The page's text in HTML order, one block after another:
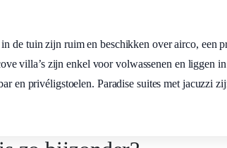
de tuin zijn ruim en beschikken over airco, een
villa’s zijn enkel voor volwassenen en liggen
en privéligstoelen. Paradise suites met jacuzzi